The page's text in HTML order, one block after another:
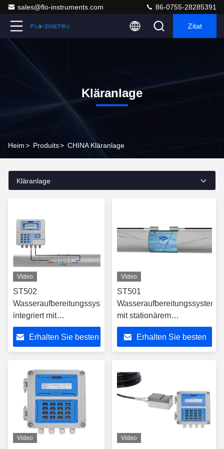
sales@flo-instruments.com 86-0755-28285391
Zitat
Kläranlage
Heim> Produits> CHINA Kläranlage
Kläranlage
Video
ST502
Wasseraufbereitungssystem
integriert mit
hochgenauer
Ultraschall-
Durchflussmesstechnologie
Überwachung des
Flüssigkeitsflusses
Erhalten Sie besten
Video
ST501
Wasseraufbereitungssystem
mit stationärem
zur kontinuierlichen
Durchflussüberwachung
Erhalten Sie besten
Video Video